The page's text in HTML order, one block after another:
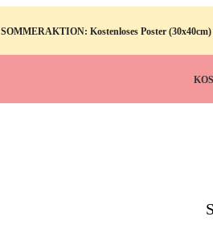
SOMMERAKTION: Kostenloses Poster